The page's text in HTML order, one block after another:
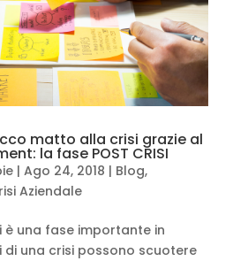
matto alla crisi grazie al
la fase POST CRISI
| Ago 24, 2018 | Blog,
Aziendale
è una fase importante in
una crisi possono scuotere